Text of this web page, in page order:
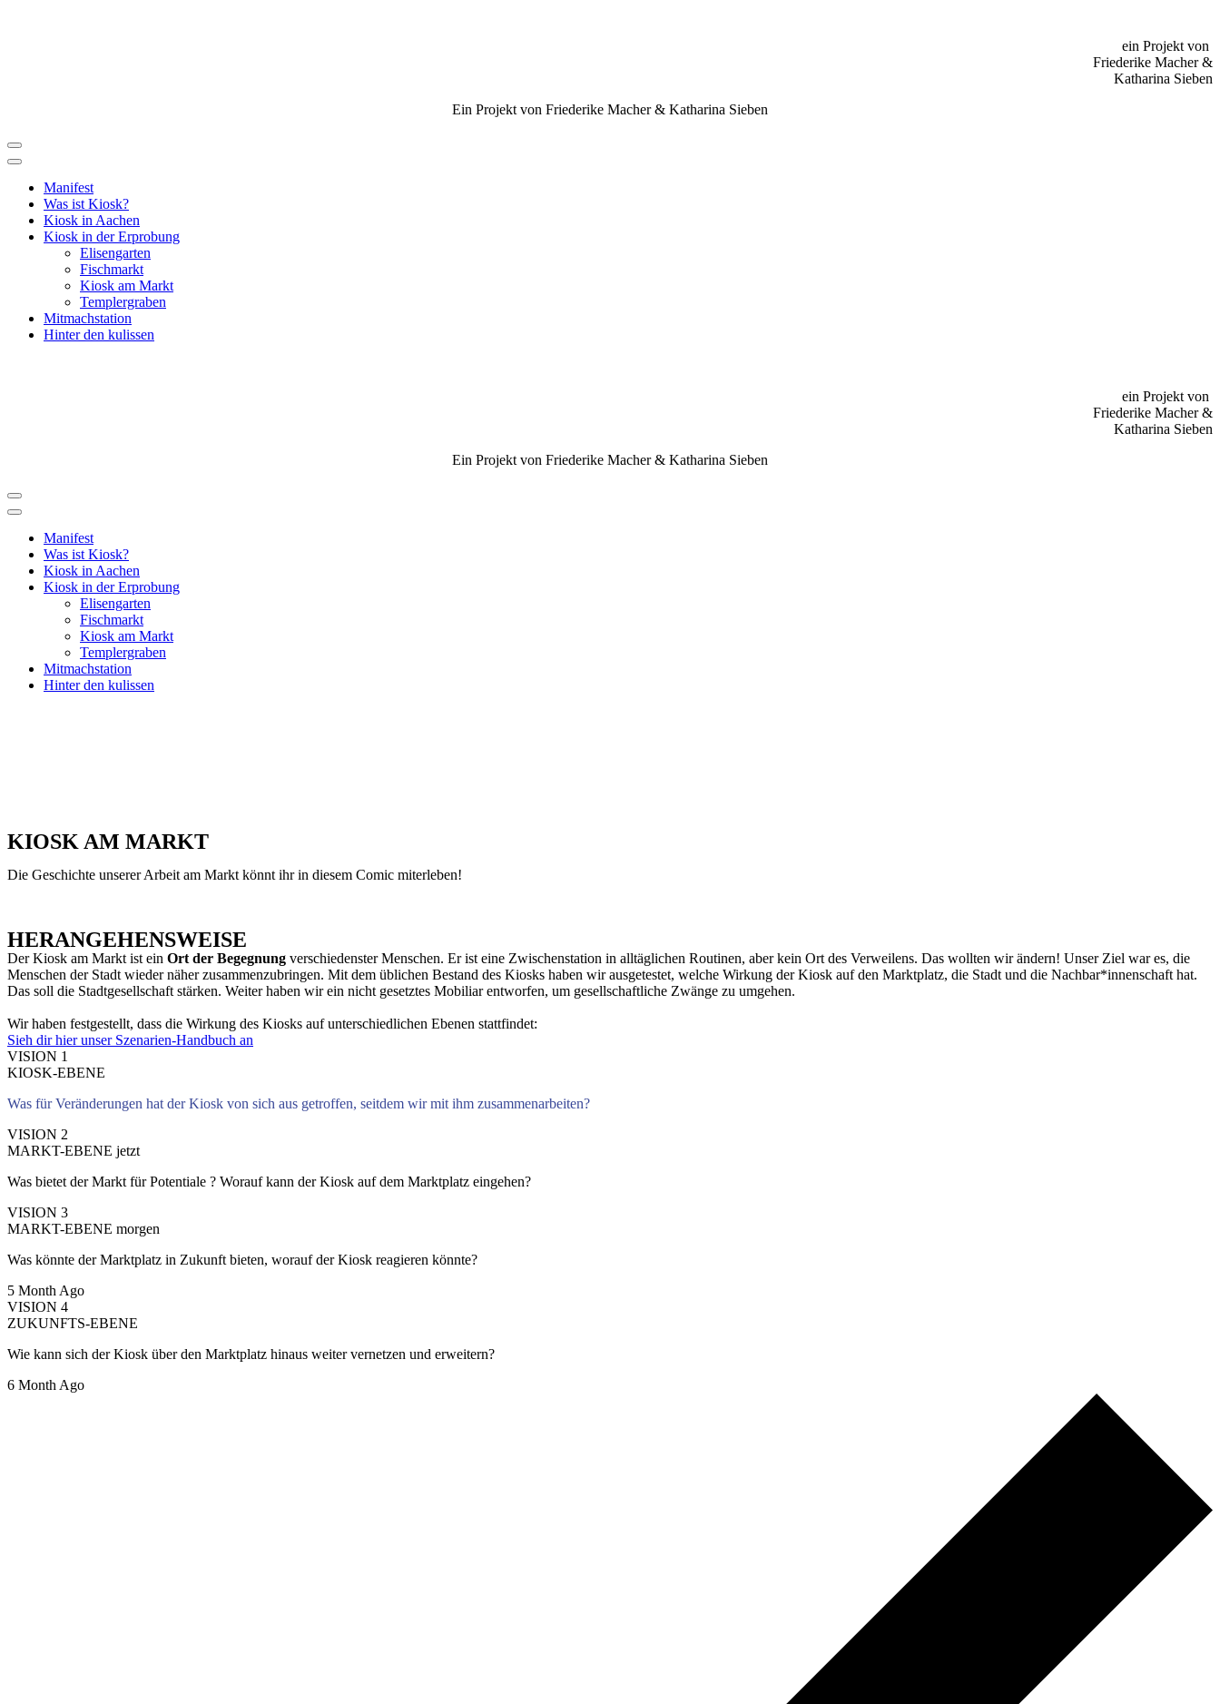
ein Projekt von
Friederike Macher &
Katharina Sieben
Ein Projekt von Friederike Macher & Katharina Sieben
Manifest
Was ist Kiosk?
Kiosk in Aachen
Kiosk in der Erprobung
Elisengarten
Fischmarkt
Kiosk am Markt
Templergraben
Mitmachstation
Hinter den kulissen
ein Projekt von
Friederike Macher &
Katharina Sieben
Ein Projekt von Friederike Macher & Katharina Sieben
Manifest
Was ist Kiosk?
Kiosk in Aachen
Kiosk in der Erprobung
Elisengarten
Fischmarkt
Kiosk am Markt
Templergraben
Mitmachstation
Hinter den kulissen
KIOSK AM MARKT
Die Geschichte unserer Arbeit am Markt könnt ihr in diesem Comic miterleben!
HERANGEHENSWEISE
Der Kiosk am Markt ist ein Ort der Begegnung verschiedenster Menschen. Er ist eine Zwischenstation in alltäglichen Routinen, aber kein Ort des Verweilens. Das wollten wir ändern! Unser Ziel war es, die
Menschen der Stadt wieder näher zusammenzubringen. Mit dem üblichen Bestand des Kiosks haben wir ausgetestet, welche Wirkung der Kiosk auf den Marktplatz, die Stadt und die Nachbar*innenschaft hat.
Das soll die Stadtgesellschaft stärken. Weiter haben wir ein nicht gesetztes Mobiliar entworfen, um gesellschaftliche Zwänge zu umgehen.
Wir haben festgestellt, dass die Wirkung des Kiosks auf unterschiedlichen Ebenen stattfindet:
Sieh dir hier unser Szenarien-Handbuch an
VISION 1
KIOSK-EBENE
Was für Veränderungen hat der Kiosk von sich aus getroffen, seitdem wir mit ihm zusammenarbeiten?
VISION 2
MARKT-EBENE jetzt
Was bietet der Markt für Potentiale ? Worauf kann der Kiosk auf dem Marktplatz eingehen?
VISION 3
MARKT-EBENE morgen
Was könnte der Marktplatz in Zukunft bieten, worauf der Kiosk reagieren könnte?
5 Month Ago
VISION 4
ZUKUNFTS-EBENE
Wie kann sich der Kiosk über den Marktplatz hinaus weiter vernetzen und erweitern?
6 Month Ago